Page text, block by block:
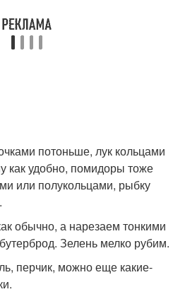
потоньше, лук кольцами
как удобно, помидоры тоже
или полукольцами, рыбку
обычно, а нарезаем тонкими
Зелень мелко рубим.
перчик, можно еще какие-